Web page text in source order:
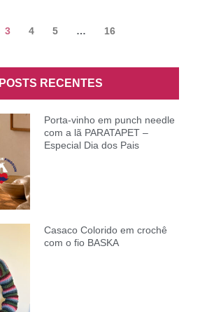
3 4 5 … 16
POSTS RECENTES
Porta-vinho em punch needle
com a lã PARATAPET –
Especial Dia dos Pais
Casaco Colorido em crochê
com o fio BASKA